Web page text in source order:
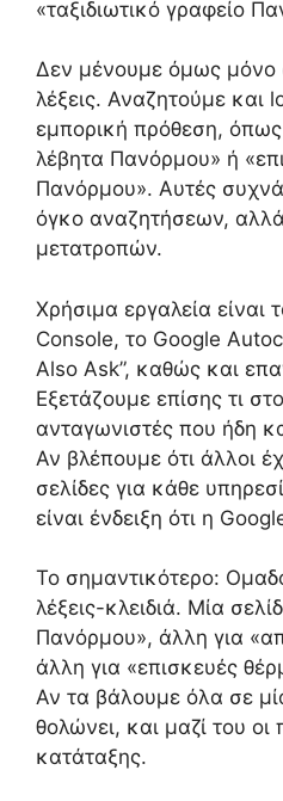
«ταξιδιωτικό γραφείο
Δεν μένουμε όμως μόνο
λέξεις. Αναζητούμε και
εμπορική πρόθεση,
λέβητα Πανόρμου» ή
Πανόρμου». Αυτές
όγκο αναζητήσεων,
μετατροπών.
Χρήσιμα εργαλεία είναι
Console, το Google
Also Ask”, καθώς και
Εξετάζουμε επίσης τι
ανταγωνιστές που ήδη
Αν βλέπουμε ότι άλλοι
σελίδες για κάθε
είναι ένδειξη ότι η
Το σημαντικότερο:
λέξεις-κλειδιά. Μία
Πανόρμου», άλλη για
άλλη για «επισκευές
Αν τα βάλουμε όλα σε
θολώνει, και μαζί του οι
κατάταξης.